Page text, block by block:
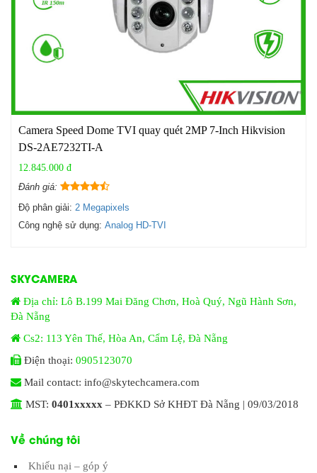
Camera Speed Dome TVI quay quét 2MP 7-Inch Hikvision
DS-2AE7232TI-A
12.845.000 đ
Đánh giá:
Độ phân giải: 2 Megapixels
Công nghệ sử dụng: Analog HD-TVI
SKYCAMERA
Địa chỉ: Lô B.199 Mai Đăng Chơn, Hoà Quý, Ngũ Hành Sơn,
Đà Nẵng
Cs2: 113 Yên Thế, Hòa An, Cẩm Lệ, Đà Nẵng
Điện thoại: 0905123070
Mail contact: info@skytechcamera.com
MST: 0401xxxxx – PĐKKD Sở KHĐT Đà Nẵng | 09/03/2018
Về chúng tôi
Khiếu nại – góp ý